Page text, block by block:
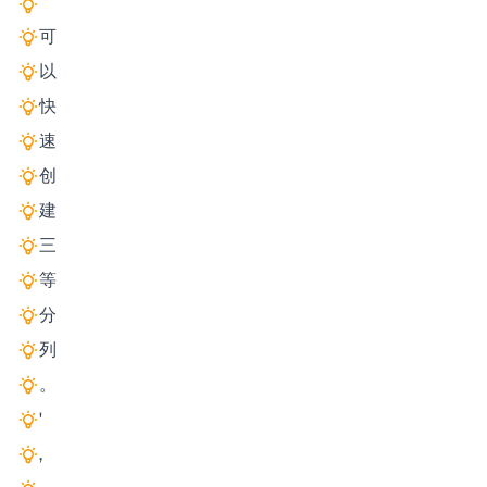
可
以
快
速
创
建
三
等
分
列
。
'
,